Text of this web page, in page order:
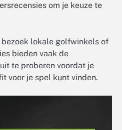
om je keuze te
lokale golfwinkels of
bieden vaak de
te proberen voordat je
voor je spel kunt vinden.